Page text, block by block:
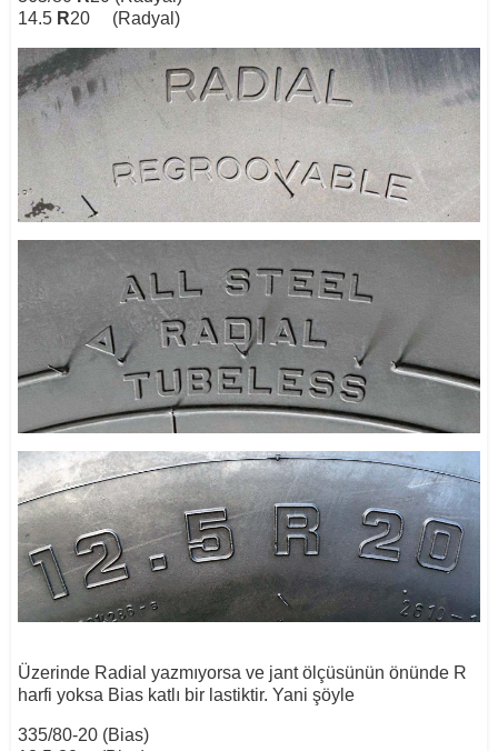
14.5 R20 (Radyal)
Üzerinde Radial yazmıyorsa ve jant ölçüsünün önünde R
harfi yoksa Bias katlı bir lastiktir. Yani şöyle
335/80-20 (Bias)